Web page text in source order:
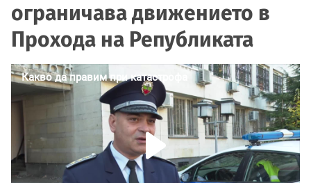
ограничава движението в
Прохода на Републиката